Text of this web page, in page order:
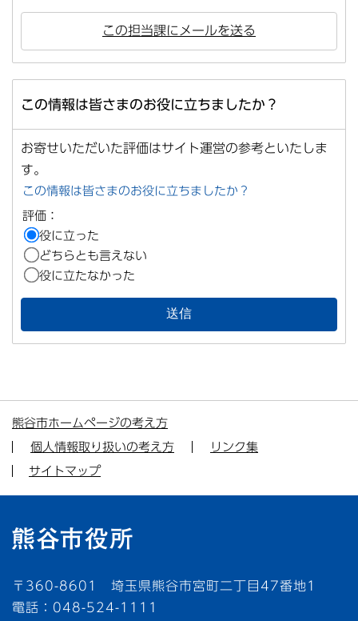
この担当課にメールを送る
この情報は皆さまのお役に立ちましたか？
お寄せいただいた評価はサイト運営の参考といたしま
す。
この情報は皆さまのお役に立ちましたか？
評価：
役に立った
どちらとも言えない
役に立たなかった
熊谷市ホームページの考え方
個人情報取り扱いの考え方
リンク集
サイトマップ
〒360-8601 埼玉県熊谷市宮町二丁目47番地1
電話：048-524-1111